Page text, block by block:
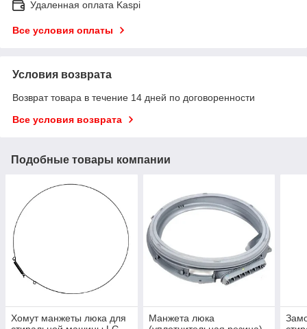
Удаленная оплата Kaspi
Все условия оплаты
Условия возврата
Возврат товара в течение 14 дней по договоренности
Все условия возврата
Подобные товары компании
Хомут манжеты люка для
Манжета люка